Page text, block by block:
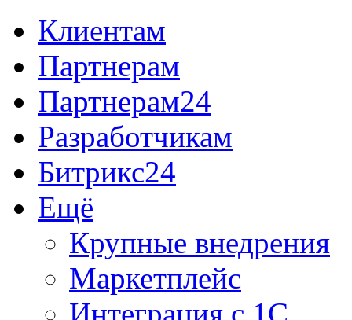
Клиентам
Партнерам
Партнерам24
Разработчикам
Битрикс24
Ещё
Крупные внедрения
Маркетплейс